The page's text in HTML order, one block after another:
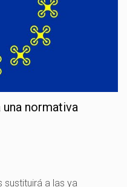
una normativa
sustituirá a las ya